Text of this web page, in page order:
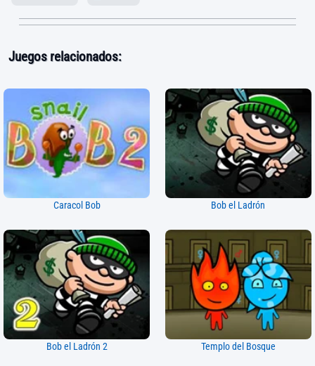
Juegos relacionados:
Caracol Bob Bob el Ladrón
Bob el Ladrón 2 Templo del Bosque